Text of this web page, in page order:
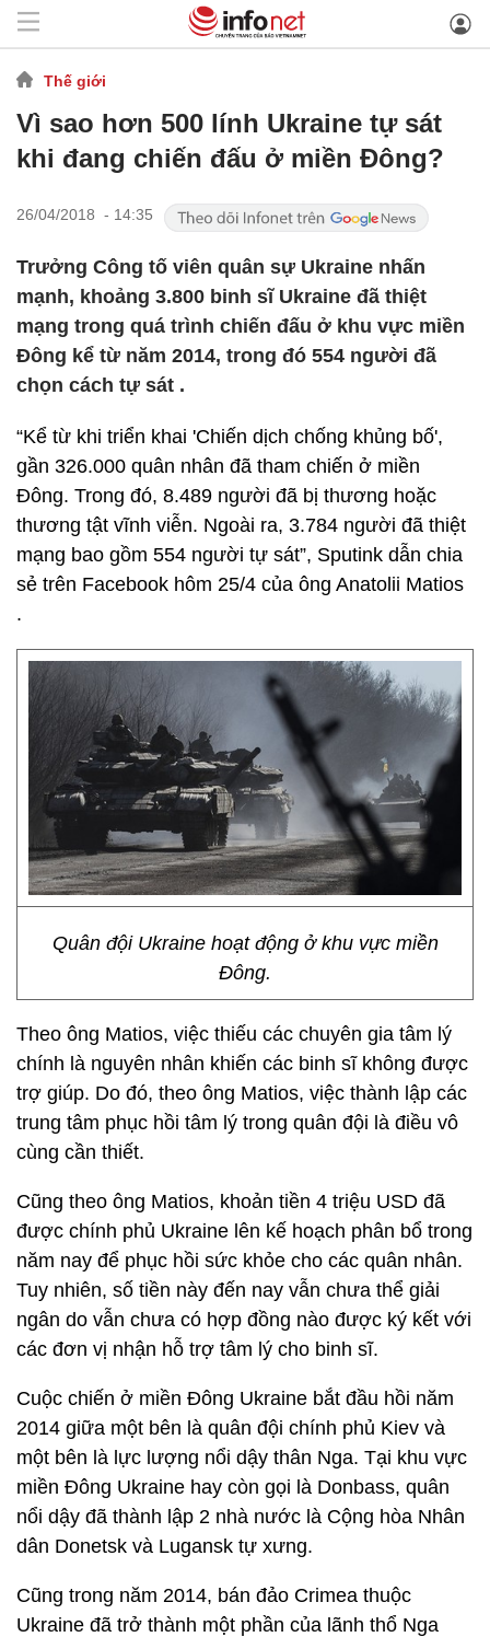
Thế giới
Vì sao hơn 500 lính Ukraine tự sát
khi đang chiến đấu ở miền Đông?
26/04/2018 - 14:35
Trưởng Công tố viên quân sự Ukraine nhấn
mạnh, khoảng 3.800 binh sĩ Ukraine đã thiệt
mạng trong quá trình chiến đấu ở khu vực miền
Đông kể từ năm 2014, trong đó 554 người đã
chọn cách tự sát .
“Kể từ khi triển khai 'Chiến dịch chống khủng bố',
gần 326.000 quân nhân đã tham chiến ở miền
Đông. Trong đó, 8.489 người đã bị thương hoặc
thương tật vĩnh viễn. Ngoài ra, 3.784 người đã thiệt
mạng bao gồm 554 người tự sát”, Sputink dẫn chia
sẻ trên Facebook hôm 25/4 của ông Anatolii Matios
.
Quân đội Ukraine hoạt động ở khu vực miền
Đông.
Theo ông Matios, việc thiếu các chuyên gia tâm lý
chính là nguyên nhân khiến các binh sĩ không được
trợ giúp. Do đó, theo ông Matios, việc thành lập các
trung tâm phục hồi tâm lý trong quân đội là điều vô
cùng cần thiết.
Cũng theo ông Matios, khoản tiền 4 triệu USD đã
được chính phủ Ukraine lên kế hoạch phân bổ trong
năm nay để phục hồi sức khỏe cho các quân nhân.
Tuy nhiên, số tiền này đến nay vẫn chưa thể giải
ngân do vẫn chưa có hợp đồng nào được ký kết với
các đơn vị nhận hỗ trợ tâm lý cho binh sĩ.
Cuộc chiến ở miền Đông Ukraine bắt đầu hồi năm
2014 giữa một bên là quân đội chính phủ Kiev và
một bên là lực lượng nổi dậy thân Nga. Tại khu vực
miền Đông Ukraine hay còn gọi là Donbass, quân
nổi dậy đã thành lập 2 nhà nước là Cộng hòa Nhân
dân Donetsk và Lugansk tự xưng.
Cũng trong năm 2014, bán đảo Crimea thuộc
Ukraine đã trở thành một phần của lãnh thổ Nga